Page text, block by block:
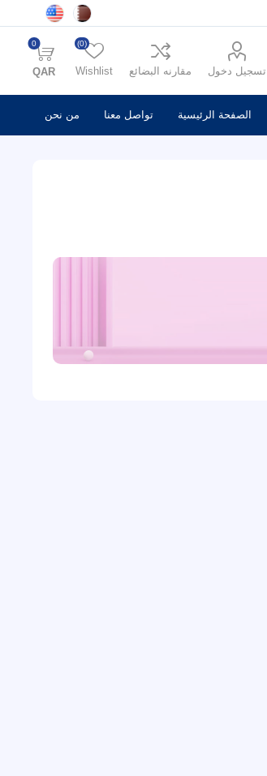
تسجيل دخول مقارنه البضائع Wishlist
(0)
0
QAR
الصفحة الرئيسية تواصل معنا من نحن